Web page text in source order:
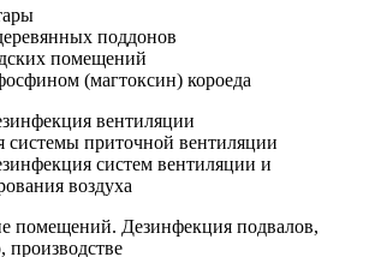
поддонов
помещений
(магтоксин) короеда
вентиляции
системы приточной вентиляции
систем вентиляции и
воздуха